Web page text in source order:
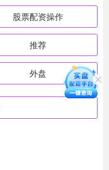
股票配资操作
推荐
外盘